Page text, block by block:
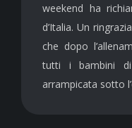
weekend ha
d’Italia. Un
che dopo
tutti i bambini di
arrampicata sotto